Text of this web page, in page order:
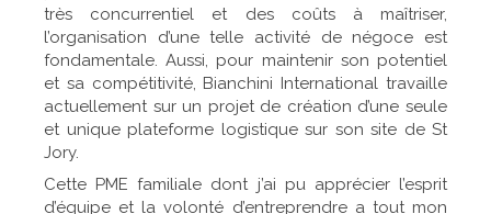
très concurrentiel et des coûts à maîtriser,
l’organisation d’une telle activité de négoce est
fondamentale. Aussi, pour maintenir son potentiel
et sa compétitivité, Bianchini International travaille
actuellement sur un projet de création d’une seule
et unique plateforme logistique sur son site de St
Jory.
Cette PME familiale dont j’ai pu apprécier l’esprit
d’équipe et la volonté d’entreprendre a tout mon